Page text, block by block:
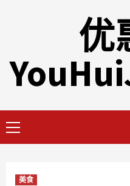
优
Menu
美食